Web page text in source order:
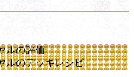
ルの評価
ルのデッキレシピ